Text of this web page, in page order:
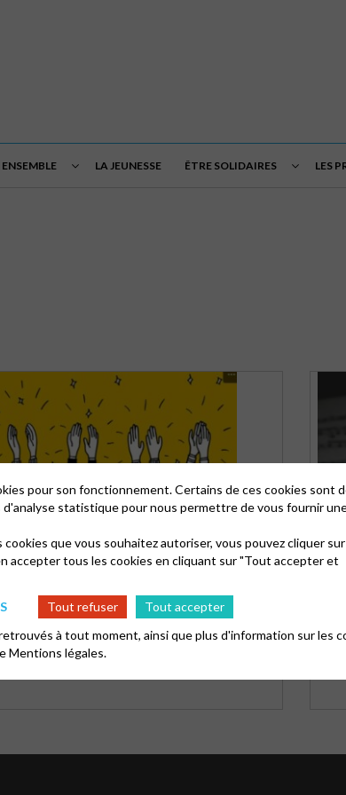
LA JEUNESSE ÊTRE SOLIDAIRES LES
D’INSCRIPTION DÉCOUVERTE
ET CATÉCHISME
de l'année 2026-2027 est disponible !
La
pour son fonctionnement. Certains de ces cookies sont
d'analyse statistique pour nous permettre de vous fournir
que vous souhaitez autoriser, vous pouvez cliquer sur
accepter tous les cookies en cliquant sur "Tout accepter et
Tout refuser
Tout accepter
à tout moment, ainsi que plus d'information sur les
Mentions légales.